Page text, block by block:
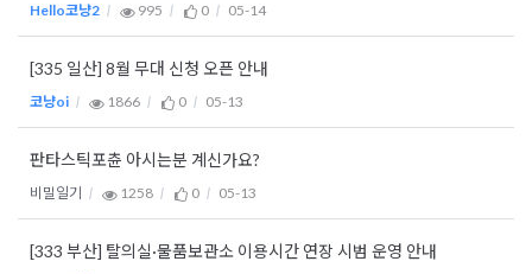
Hello코냥2 995 0 05-14
[335 일산] 8월 무대 신청 오픈 안내
코냥oi 1866 0 05-13
판타스틱포츈 아시는분 계신가요?
비밀일기 1258 0 05-13
[333 부산] 탈의실·물품보관소 이용시간 연장 시범 운영 안내